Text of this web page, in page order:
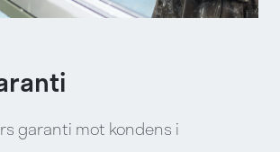
garanti mot kondens i